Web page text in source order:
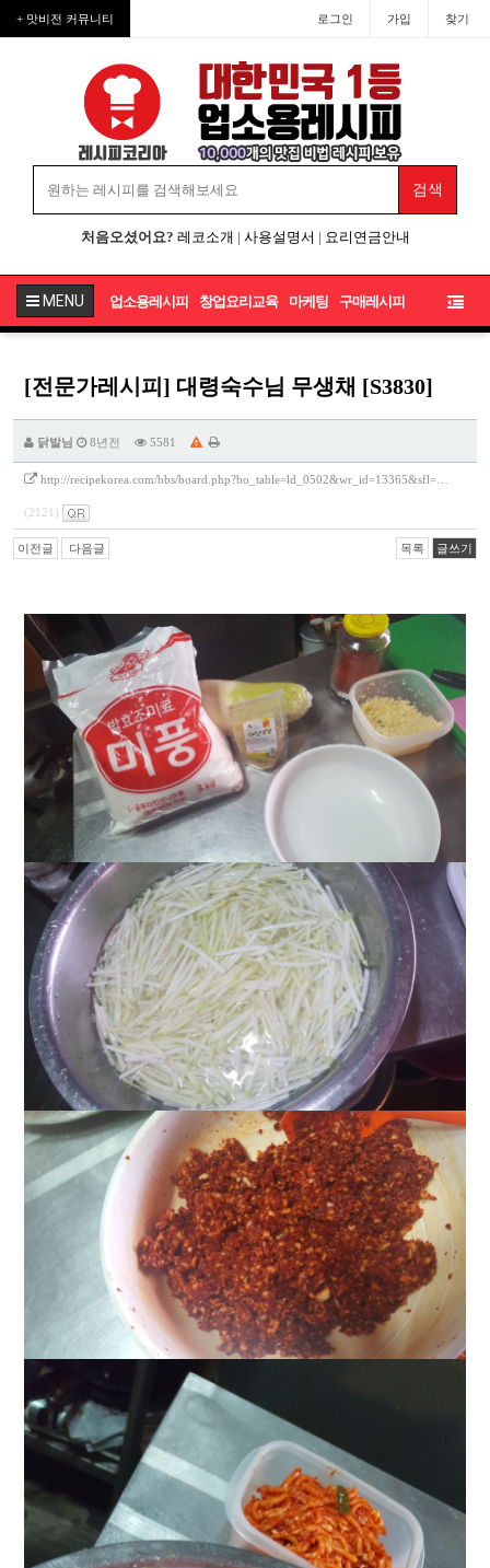
+ 맛비전 커뮤니티 로그인 가입 찾기
처음오셨어요? 레코소개 | 사용설명서 | 요리연금안내
MENU 업소용레시피 창업요리교육 마케팅 구매레시피
[전문가레시피] 대령숙수님 무생채 [S3830]
닭발님 8년전 5581
http://recipekorea.com/bbs/board.php?bo_table=ld_0502&wr_id=13365&sfl=…
(2121)
이전글 다음글 목록 글쓰기